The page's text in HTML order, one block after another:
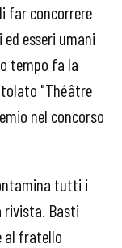
far concorrere
esseri umani
tempo fa la
"Théâtre
nel concorso
tutti i
rivista. Basti
al fratello